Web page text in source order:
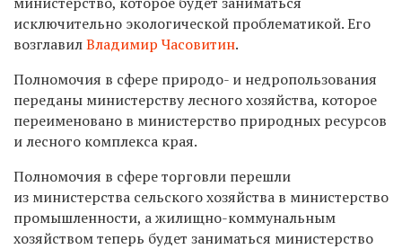
исключительно экологической проблематикой. Его
возглавилВладимир Часовитин.
Полномочия в сфере природо- и недропользования
переданы министерству лесного хозяйства, которое
переименовано в министерство природных ресурсов
и лесного комплекса края.
Полномочия в сфере торговли перешли
из министерства сельского хозяйства в министерство
промышленности, а жилищно-коммунальным
хозяйством теперь будет заниматься министерство